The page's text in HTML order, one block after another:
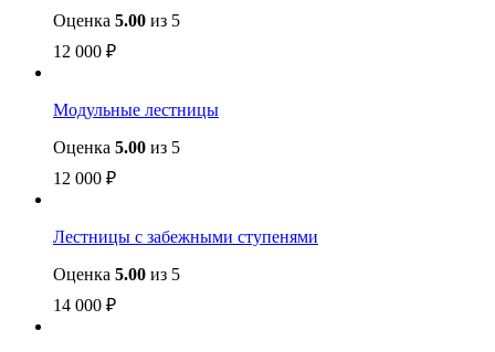
Оценка 5.00 из 5
12 000 ₽
Модульные лестницы
Оценка 5.00 из 5
12 000 ₽
Лестницы с забежными ступенями
Оценка 5.00 из 5
14 000 ₽